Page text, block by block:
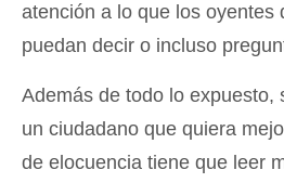
atención a lo que los oyentes
puedan decir o incluso
Además de todo lo expuesto,
un ciudadano que quiera
de elocuencia tiene que leer